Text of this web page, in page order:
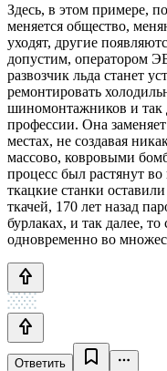
Здесь, в этом примере,
меняется общество,
уходят, другие
допустим, оператором
развозчик льда станет
ремонтировать
шиномонтажников и так
профессии. Она
местах, не создавая
массово, ковровыми
процесс был растянут
ткацкие станки
ткачей, 170 лет назад
бурлаках, и так далее,
одновременно во
Ответить